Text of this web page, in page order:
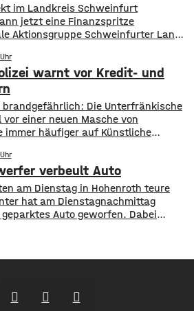
im Landkreis Schweinfurt
jetzt eine Finanzspritze
Aktionsgruppe Schweinfurter Land
Bürger, Vereine und Organisationen.
Entwicklungszielen des Landkreises
des Schweinfurter
sind:
Zusammenhalt,
warnt vor Kredit- und
brandgefährlich: Die Unterfränkische
einer neuen Masche von
immer häufiger auf Künstliche
um ihr Erspartes gebracht. ​Laut
mithilfe von KI täuschen echte
Empfehlungen von prominenten
Ziel: echte
verbeult Auto
am Dienstag in Hohenroth teure
hat am Dienstagnachmittag
Auto geworfen. Dabei